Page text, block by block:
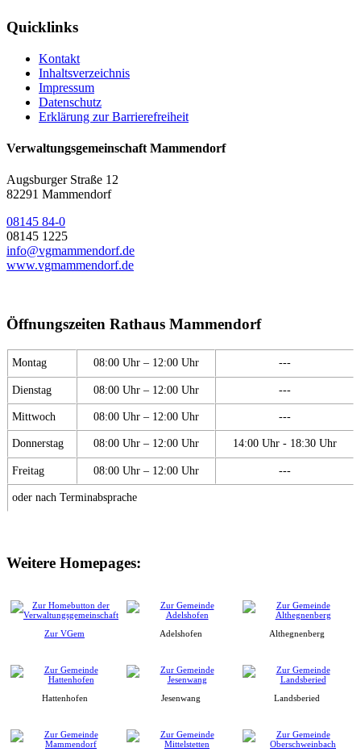
Quicklinks
Kontakt
Inhaltsverzeichnis
Impressum
Datenschutz
Erklärung zur Barrierefreiheit
Verwaltungsgemeinschaft Mammendorf
Augsburger Straße 12
82291 Mammendorf
08145 84-0
08145 1225
info@vgmammendorf.de
www.vgmammendorf.de
Öffnungszeiten Rathaus Mammendorf
Montag 08:00 Uhr – 12:00 Uhr ---
Dienstag 08:00 Uhr – 12:00 Uhr ---
Mittwoch 08:00 Uhr – 12:00 Uhr ---
Donnerstag 08:00 Uhr – 12:00 Uhr 14:00 Uhr - 18:30 Uhr
Freitag 08:00 Uhr – 12:00 Uhr ---
oder nach Terminabsprache
Weitere Homepages:
Zur VGem Adelshofen Althegnenberg
Hattenhofen Jesenwang Landsberied